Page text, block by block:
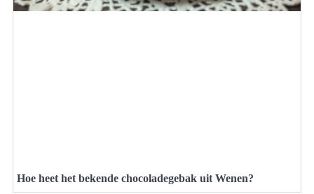
Hoe heet het bekende chocoladegebak uit Wenen?